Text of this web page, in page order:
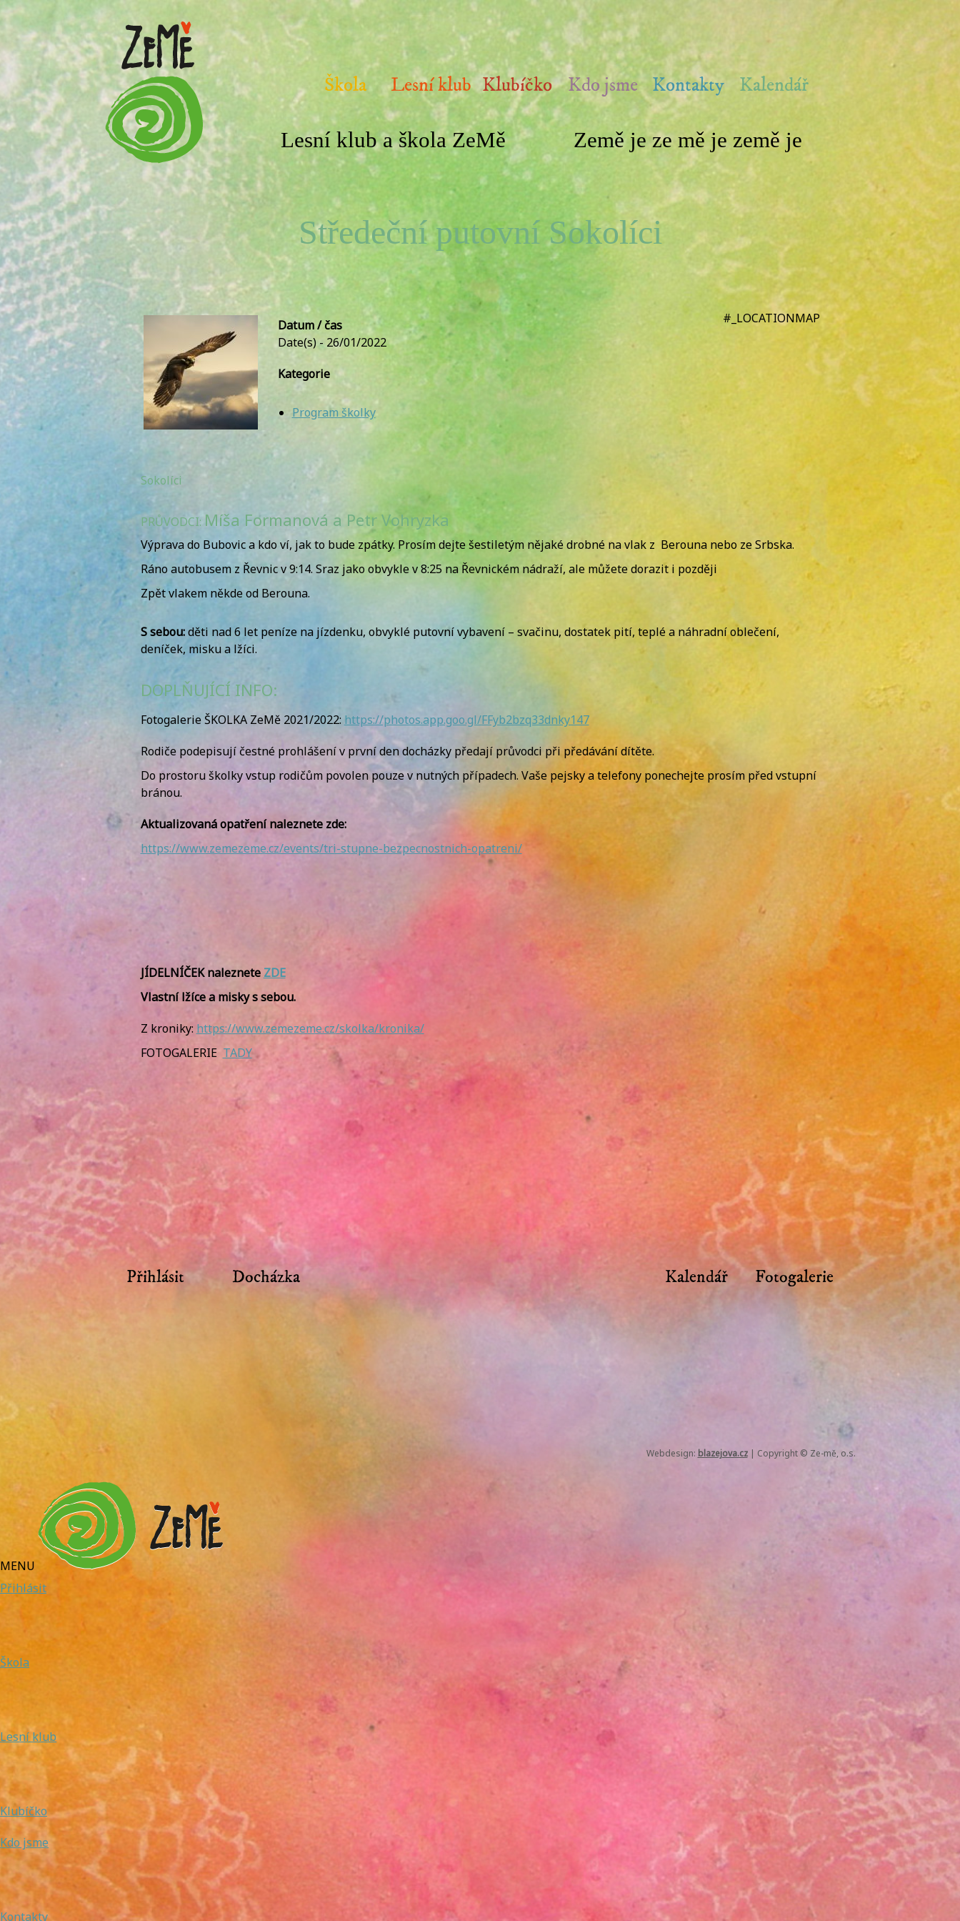
Škola Lesní klub Klubíčko Kdo jsme Kontakty Kalendář
Lesní klub a škola ZeMě Země je ze mě je země je
Středeční putovní Sokolíci
#_LOCATIONMAP
Datum / čas
Date(s) - 26/01/2022
Kategorie
Program školky
Sokolíci
PRŮVODCI: Míša Formanová a Petr Vohryzka
Výprava do Bubovic a kdo ví, jak to bude zpátky. Prosím dejte šestiletým nějaké drobné na vlak z Berouna nebo ze Srbska.
Ráno autobusem z Řevnic v 9:14. Sraz jako obvykle v 8:25 na Řevnickém nádraží, ale můžete dorazit i později
Zpět vlakem někde od Berouna.
S sebou:děti nad 6 let peníze na jízdenku, obvyklé putovní vybavení – svačinu, dostatek pití, teplé a náhradní oblečení,
deníček, misku a lžíci.
DOPLŇUJÍCÍ INFO:
Fotogalerie ŠKOLKA ZeMě 2021/2022: https://photos.app.goo.gl/FFyb2bzq33dnky147
Rodiče podepisují čestné prohlášení v první den docházky předají průvodci při předávání dítěte.
Do prostoru školky vstup rodičům povolen pouze v nutných případech. Vaše pejsky a telefony ponechejte prosím před vstupní
bránou.
Aktualizovaná opatření naleznete zde:
https://www.zemezeme.cz/events/tri-stupne-bezpecnostnich-opatreni/
JÍDELNÍČEK naleznete ZDE
Vlastní lžíce a misky s sebou.
Z kroniky: https://www.zemezeme.cz/skolka/kronika/
FOTOGALERIE TADY
Kalendář Fotogalerie
Přihlásit Docházka
Webdesign: blazejova.cz| Copyright © Ze-mě, o.s.
MENU
Přihlásit
Škola
Lesní klub
Klubíčko
Kdo jsme
Kontakty